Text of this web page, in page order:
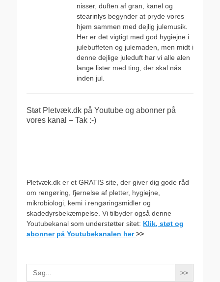
nisser, duften af gran, kanel og
stearinlys begynder at pryde vores
hjem sammen med dejlig julemusik.
Her er det vigtigt med god hygiejne i
julebuffeten og julemaden, men midt i
denne dejlige juleduft har vi alle alen
lange lister med ting, der skal nås
inden jul.
Støt Pletvæk.dk på Youtube og abonner på
vores kanal – Tak :-)
Pletvæk.dk er et GRATIS site, der giver dig gode råd
om rengøring, fjernelse af pletter, hygiejne,
mikrobiologi, kemi i rengøringsmidler og
skadedyrsbekæmpelse. Vi tilbyder også denne
Youtubekanal som understøtter sitet: Klik, støt og
abonner på Youtubekanalen her>>
Search
for: